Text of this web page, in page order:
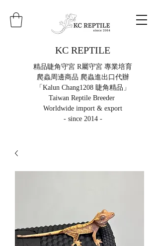
KC REPTILE
精品睫角守宮 R屬守宮 專業培育
爬蟲周邊商品 爬蟲進出口代辦
「Kalun Chang1208 睫角精品」
Taiwan Reptile Breeder
Worldwide import & export
- since 2014 -